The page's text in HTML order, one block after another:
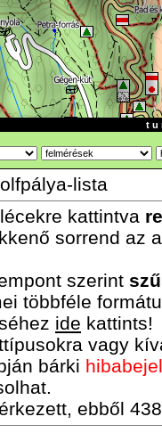
t u
lista
kattintva
sorrend az
szerint
többféle
ide kattints!
vagy
bárki
ebből